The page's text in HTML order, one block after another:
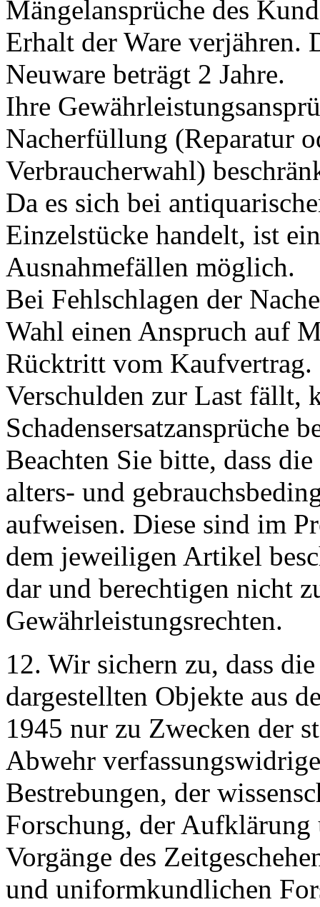
Mängelansprüche des
Erhalt der Ware verjähren.
Neuware beträgt 2 Jahre.
Ihre
Nacherfüllung (Reparatur
Verbraucherwahl)
Da es sich bei
Einzelstücke handelt, ist
Ausnahmefällen möglich.
Bei Fehlschlagen der
Wahl einen Anspruch auf
Rücktritt vom Kaufvertrag.
Verschulden zur Last fällt,
Schadensersatzansprüche
Beachten Sie bitte, dass
alters- und
aufweisen. Diese sind im
dem jeweiligen Artikel
dar und berechtigen nicht
Gewährleistungsrechten.
12. Wir sichern zu, dass
dargestellten Objekte aus
1945 nur zu Zwecken der
Abwehr
Bestrebungen, der
Forschung, der
Vorgänge des
und uniformkundlichen